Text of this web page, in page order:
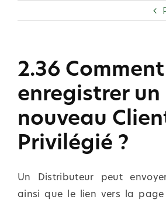
2.36
enregistrer un
nouveau
Privilégié ?
Un Distributeur peut
ainsi que le lien vers la page